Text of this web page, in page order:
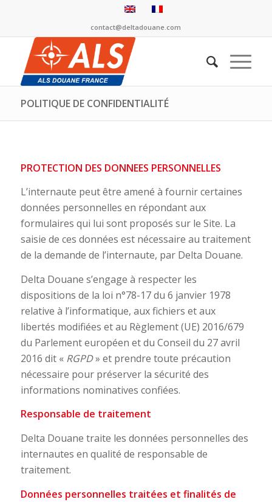
contact@deltadouane.com
POLITIQUE DE CONFIDENTIALITÉ
PROTECTION DES DONNEES PERSONNELLES
L’internaute peut être amené à fournir certaines
données personnelles en répondant aux
formulaires qui lui sont proposés sur le Site. La
saisie de ces données est nécessaire au traitement
de la demande de l’internaute, par Delta Douane.
Delta Douane s’engage à respecter les
dispositions de la loi n°78-17 du 6 janvier 1978
relative à l’informatique, aux fichiers et aux
libertés modifiées et au Règlement (UE) 2016/679
du Parlement européen et du Conseil du 27 avril
2016 dit « RGPD» et prendre toute précaution
nécessaire pour préserver la sécurité des
informations nominatives confiées.
Responsable de traitement
Delta Douane traite les données personnelles des
internautes en qualité de responsable de
traitement.
Données personnelles traitées et finalités de